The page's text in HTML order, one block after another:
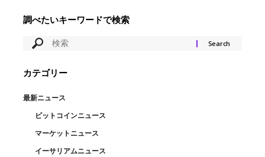
調べたいキーワードで検索
カテゴリー
最新ニュース
ビットコインニュース
マーケットニュース
イーサリアムニュース